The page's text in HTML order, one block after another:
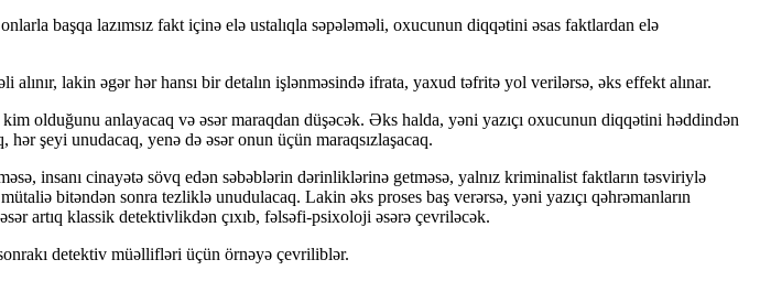
başqa lazımsız fakt içinə elə ustalıqla səpələməli, oxucunun diqqətini əsas faktlardan elə
lakin əgər hər hansı bir detalın işlənməsində ifrata, yaxud təfritə yol verilərsə, əks effekt alınar.
olduğunu anlayacaq və əsər maraqdan düşəcək. Əks halda, yəni yazıçı oxucunun diqqətini həddindən
hər şeyi unudacaq, yenə də əsər onun üçün maraqsızlaşacaq.
insanı cinayətə sövq edən səbəblərin dərinliklərinə getməsə, yalnız kriminalist faktların təsviriylə
bitəndən sonra tezliklə unudulacaq. Lakin əks proses baş verərsə, yəni yazıçı qəhrəmanların
artıq klassik detektivlikdən çıxıb, fəlsəfi-psixoloji əsərə çevriləcək.
detektiv müəllifləri üçün örnəyə çevriliblər.